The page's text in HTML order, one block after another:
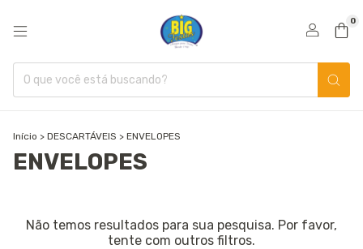
0
Início > DESCARTÁVEIS > ENVELOPES
ENVELOPES
Não temos resultados para sua pesquisa. Por favor,
tente com outros filtros.